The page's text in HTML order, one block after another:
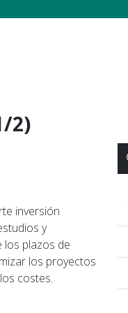
2)
inversión
y
los plazos de
los proyectos
costes.